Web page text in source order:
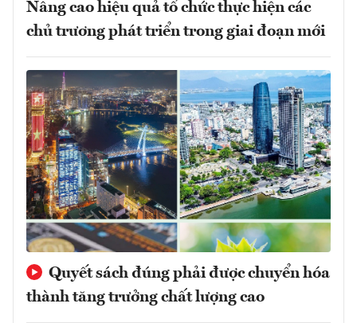
Nâng cao hiệu quả tổ chức thực hiện các
chủ trương phát triển trong giai đoạn mới
Quyết sách đúng phải được chuyển hóa
thành tăng trưởng chất lượng cao